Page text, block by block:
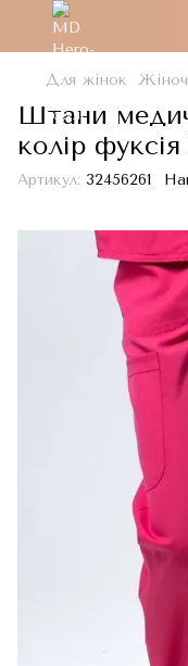
Для жінок
Штани
колір фуксія
Артикул: 32456261